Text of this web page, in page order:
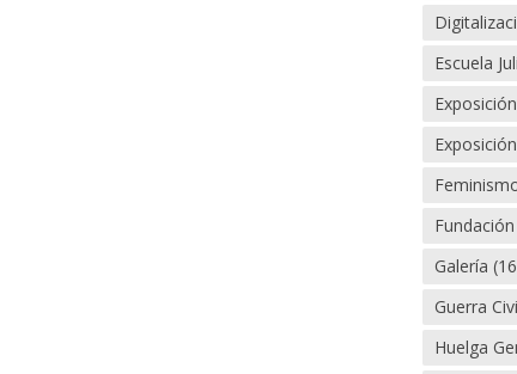
Escuela
Exposición
Galería
Guerra
Huelga